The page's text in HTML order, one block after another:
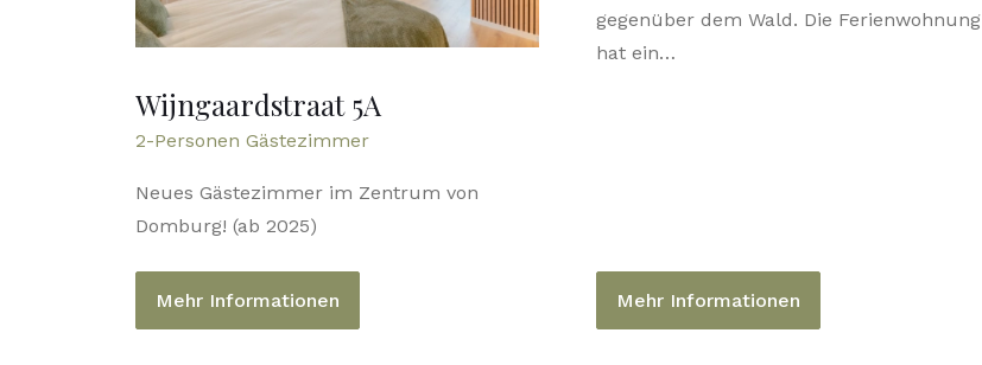
Wijngaardstraat 5A
2-Personen Gästezimmer
Neues Gästezimmer im Zentrum von
Domburg! (ab 2025)
Mehr Informationen
gegenüber dem Wald. Die Ferienwohnung
hat ein…
Mehr Informationen